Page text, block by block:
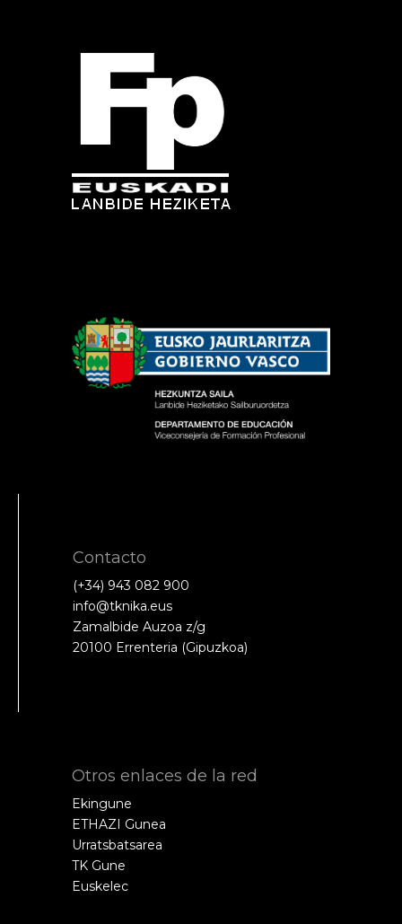
Contacto
(+34) 943 082 900
info@tknika.eus
Zamalbide Auzoa z/g
20100 Errenteria (Gipuzkoa)
Otros enlaces de la red
Ekingune
ETHAZI Gunea
Urratsbatsarea
TK Gune
Euskelec